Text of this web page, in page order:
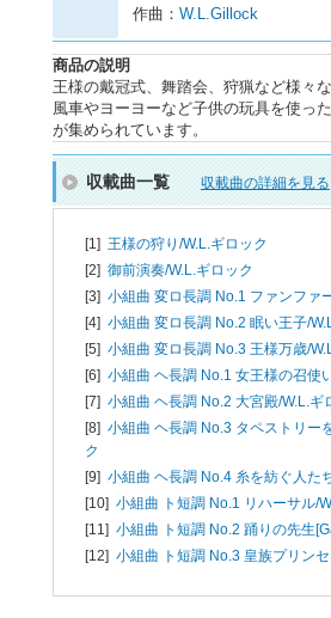
作曲： W.L.Gillock
商品の説明
王様の戴冠式、舞踏会、狩猟など様々
風車やヨーヨーなど子供の玩具を使っ
が集められています。
収載曲一覧 収載曲の詳細を見る
[1] 王様の狩り/W.L.ギロック
[2] 御前演奏/W.L.ギロック
[3] 小組曲 変ロ長調 No.1 ファンファ
[4] 小組曲 変ロ長調 No.2 眠い王子/
[5] 小組曲 変ロ長調 No.3 王様万歳/
[6] 小組曲 ヘ長調 No.1 女王様の召使
[7] 小組曲 ヘ長調 No.2 大宮殿/W.L.ギ
[8] 小組曲 ヘ長調 No.3 タペストリー
ク
[9] 小組曲 ヘ長調 No.4 糸を紡ぐ人た
[10] 小組曲 ト短調 No.1 リハーサル/
[11] 小組曲 ト短調 No.2 踊りの先生
[12] 小組曲 ト短調 No.3 皇族プリン